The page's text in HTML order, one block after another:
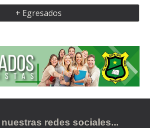
+ Egresados
redes sociales...